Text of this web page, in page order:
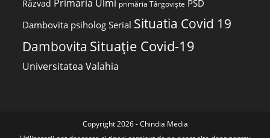
Răzvad Primaria Ulmi primăria Târgoviște PSD
Dambovita psiholog Serial Situatia Covid 19
Dambovita Situație Covid-19
Universitatea Valahia
Copyright 2026 - Chindia Media